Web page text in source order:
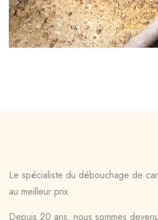
Le spécialiste du débouchage de
au meilleur prix
Depuis 20 ans, nous sommes